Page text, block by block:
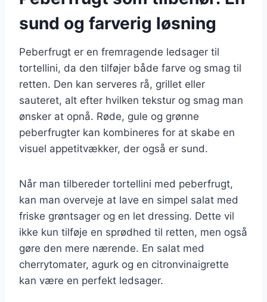
sund og farverig løsning
Peberfrugt er en fremragende ledsager til
tortellini, da den tilføjer både farve og smag til
retten. Den kan serveres rå, grillet eller
sauteret, alt efter hvilken tekstur og smag man
ønsker at opnå. Røde, gule og grønne
peberfrugter kan kombineres for at skabe en
visuel appetitvækker, der også er sund.
Når man tilbereder tortellini med peberfrugt,
kan man overveje at lave en simpel salat med
friske grøntsager og en let dressing. Dette vil
ikke kun tilføje en sprødhed til retten, men også
gøre den mere nærende. En salat med
cherrytomater, agurk og en citronvinaigrette
kan være en perfekt ledsager.